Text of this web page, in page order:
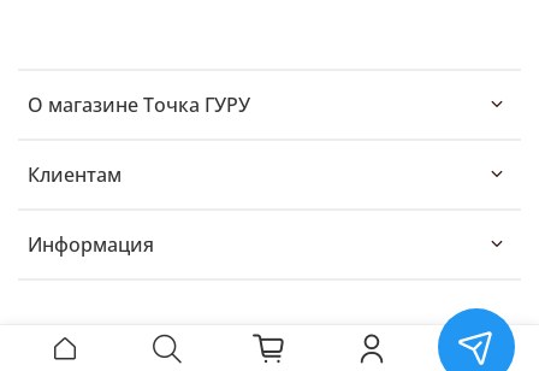
О магазине Точка ГУРУ
Клиентам
Информация